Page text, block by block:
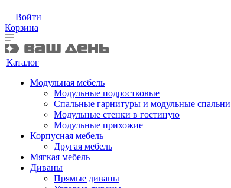
Войти
Корзина
Каталог
Модульная мебель
Модульные подростковые
Спальные гарнитуры и модульные спальни
Модульные стенки в гостиную
Модульные прихожие
Корпусная мебель
Другая мебель
Мягкая мебель
Диваны
Прямые диваны